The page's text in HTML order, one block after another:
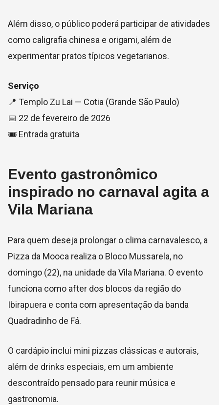
Além disso, o público poderá participar de atividades
como caligrafia chinesa e origami, além de
experimentar pratos típicos vegetarianos.
Serviço
📍 Templo Zu Lai — Cotia (Grande São Paulo)
📅 22 de fevereiro de 2026
🎟️ Entrada gratuita
Evento gastronômico
inspirado no carnaval agita a
Vila Mariana
Para quem deseja prolongar o clima carnavalesco, a
Pizza da Mooca realiza o Bloco Mussarela, no
domingo (22), na unidade da Vila Mariana. O evento
funciona como after dos blocos da região do
Ibirapuera e conta com apresentação da banda
Quadradinho de Fá.
O cardápio inclui mini pizzas clássicas e autorais,
além de drinks especiais, em um ambiente
descontraído pensado para reunir música e
gastronomia.